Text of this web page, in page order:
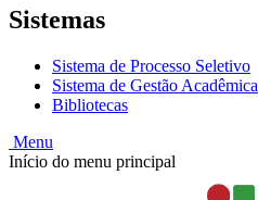
Sistemas
Sistema de Processo Seletivo
Sistema de Gestão Acadêmica
Bibliotecas
Menu
Início do menu principal